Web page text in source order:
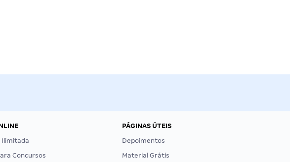
Ilimitada
Concursos
PÁGINAS ÚTEIS
Depoimentos
Material Grátis